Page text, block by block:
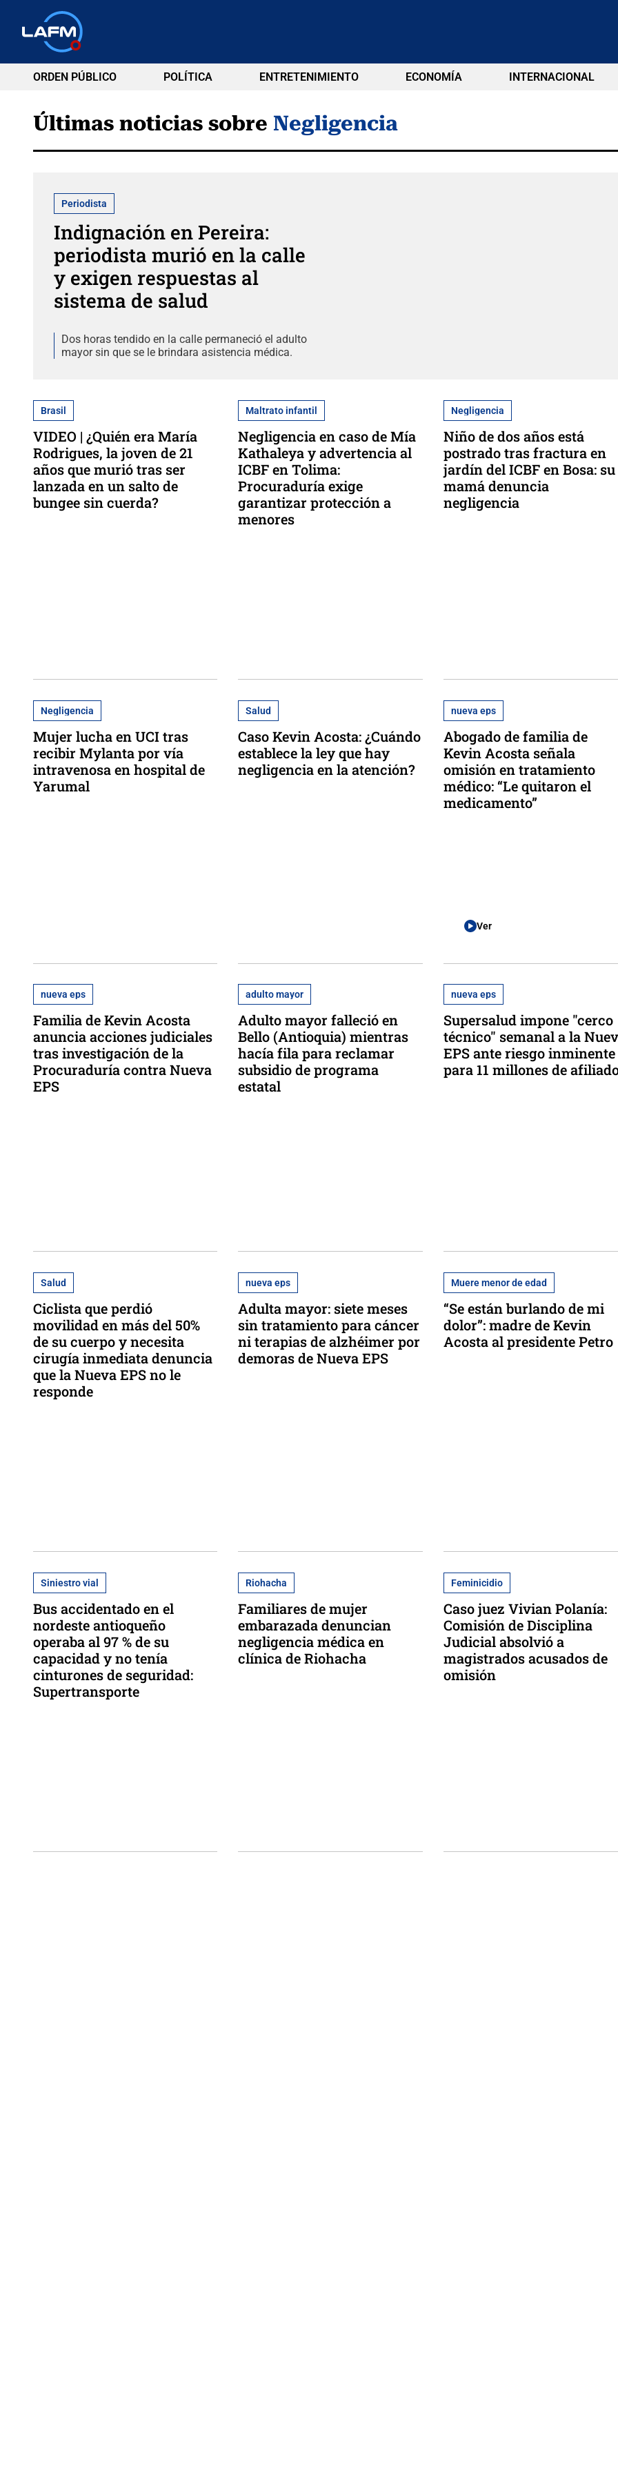
ORDEN PÚBLICO POLÍTICA ENTRETENIMIENTO ECONOMÍA INTERNACIONAL
Últimas noticias sobre Negligencia
Periodista
Indignación en Pereira:
periodista murió en la calle
y exigen respuestas al
sistema de salud
Dos horas tendido en la calle permaneció el adulto
mayor sin que se le brindara asistencia médica.
Brasil
VIDEO | ¿Quién era María
Rodrigues, la joven de 21
años que murió tras ser
lanzada en un salto de
bungee sin cuerda?
Maltrato infantil
Negligencia en caso de Mía
Kathaleya y advertencia al
ICBF en Tolima:
Procuraduría exige
garantizar protección a
menores
Negligencia
Niño de dos años está
postrado tras fractura en
jardín del ICBF en Bosa: su
mamá denuncia
negligencia
Negligencia
Mujer lucha en UCI tras
recibir Mylanta por vía
intravenosa en hospital de
Yarumal
Salud
Caso Kevin Acosta: ¿Cuándo
establece la ley que hay
negligencia en la atención?
nueva eps
Abogado de familia de
Kevin Acosta señala
omisión en tratamiento
médico: “Le quitaron el
medicamento”
Ver
nueva eps
Familia de Kevin Acosta
anuncia acciones judiciales
tras investigación de la
Procuraduría contra Nueva
EPS
adulto mayor
Adulto mayor falleció en
Bello (Antioquia) mientras
hacía fila para reclamar
subsidio de programa
estatal
nueva eps
Supersalud impone "cerco
técnico" semanal a la
EPS ante riesgo inminente
para 11 millones de
Salud
Ciclista que perdió
movilidad en más del 50%
de su cuerpo y necesita
cirugía inmediata denuncia
que la Nueva EPS no le
responde
nueva eps
Adulta mayor: siete meses
sin tratamiento para cáncer
ni terapias de alzhéimer por
demoras de Nueva EPS
Muere menor de edad
“Se están burlando de mi
dolor”: madre de Kevin
Acosta al presidente Petro
Siniestro vial
Bus accidentado en el
nordeste antioqueño
operaba al 97 % de su
capacidad y no tenía
cinturones de seguridad:
Supertransporte
Riohacha
Familiares de mujer
embarazada denuncian
negligencia médica en
clínica de Riohacha
Feminicidio
Caso juez Vivian Polanía:
Comisión de Disciplina
Judicial absolvió a
magistrados acusados de
omisión